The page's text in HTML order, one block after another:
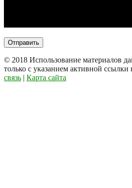
© 2018 Использование материалов
только с указанием активной ссылки
связь | Карта сайта